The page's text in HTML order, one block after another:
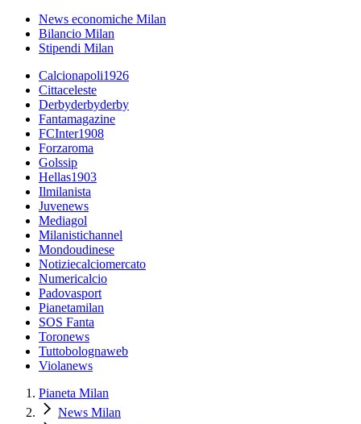
News economiche Milan
Bilancio Milan
Stipendi Milan
Calcionapoli1926
Cittaceleste
Derbyderbyderby
Fantamagazine
FCInter1908
Forzaroma
Golssip
Hellas1903
Ilmilanista
Juvenews
Mediagol
Milanistichannel
Mondoudinese
Notiziecalciomercato
Numericalcio
Padovasport
Pianetamilan
SOS Fanta
Toronews
Tuttobolognaweb
Violanews
Pianeta Milan
News Milan